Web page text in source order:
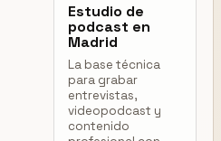
Estudio de
podcast en
Madrid
La base técnica
para grabar
entrevistas,
videopodcast y
contenido